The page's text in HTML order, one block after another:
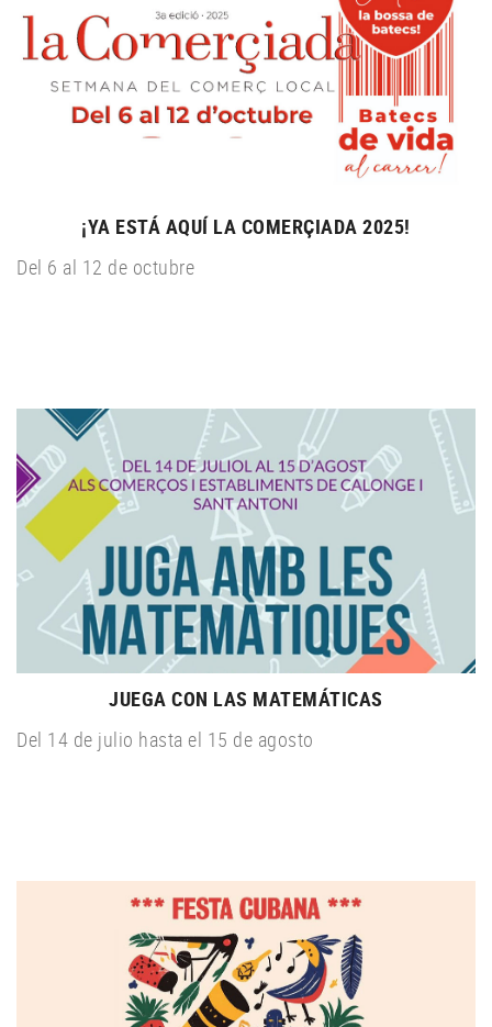
¡YA ESTÁ AQUÍ LA COMERÇIADA 2025!
Del 6 al 12 de octubre
JUEGA CON LAS MATEMÁTICAS
Del 14 de julio hasta el 15 de agosto